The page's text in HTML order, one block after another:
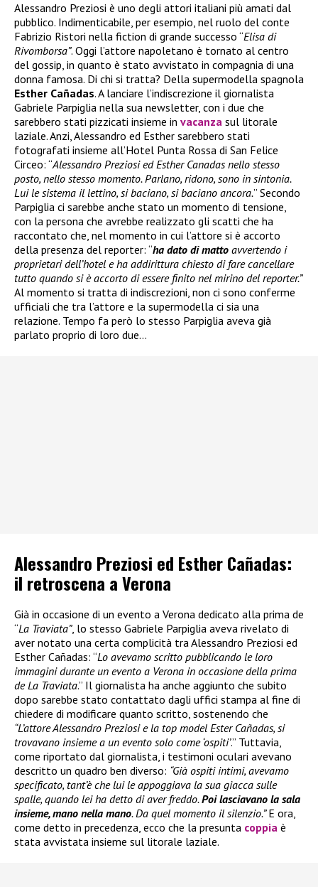
Alessandro Preziosi è uno degli attori italiani più amati dal
pubblico. Indimenticabile, per esempio, nel ruolo del conte
Fabrizio Ristori nella fiction di grande successo “Elisa di
Rivomborsa”. Oggi l’attore napoletano è tornato al centro
del gossip, in quanto è stato avvistato in compagnia di una
donna famosa. Di chi si tratta? Della supermodella spagnola
Esther Cañadas. A lanciare l’indiscrezione il giornalista
Gabriele Parpiglia nella sua newsletter, con i due che
sarebbero stati pizzicati insieme in vacanza sul litorale
laziale. Anzi, Alessandro ed Esther sarebbero stati
fotografati insieme all’Hotel Punta Rossa di San Felice
Circeo: “Alessandro Preziosi ed Esther Canadas nello stesso
posto, nello stesso momento. Parlano, ridono, sono in sintonia.
Lui le sistema il lettino, si baciano, si baciano ancora.” Secondo
Parpiglia ci sarebbe anche stato un momento di tensione,
con la persona che avrebbe realizzato gli scatti che ha
raccontato che, nel momento in cui l’attore si è accorto
della presenza del reporter: “ha dato di matto avvertendo i
proprietari dell’hotel e ha addirittura chiesto di fare cancellare
tutto quando si è accorto di essere finito nel mirino del reporter.”
Al momento si tratta di indiscrezioni, non ci sono conferme
ufficiali che tra l’attore e la supermodella ci sia una
relazione. Tempo fa però lo stesso Parpiglia aveva già
parlato proprio di loro due…
Alessandro Preziosi ed Esther Cañadas:
il retroscena a Verona
Già in occasione di un evento a Verona dedicato alla prima de
“La Traviata”, lo stesso Gabriele Parpiglia aveva rivelato di
aver notato una certa complicità tra Alessandro Preziosi ed
Esther Cañadas: “Lo avevamo scritto pubblicando le loro
immagini durante un evento a Verona in occasione della prima
de La Traviata.” Il giornalista ha anche aggiunto che subito
dopo sarebbe stato contattato dagli uffici stampa al fine di
chiedere di modificare quanto scritto, sostenendo che
“L’attore Alessandro Preziosi e la top model Ester Cañadas, si
trovavano insieme a un evento solo come ‘ospiti’.” Tuttavia,
come riportato dal giornalista, i testimoni oculari avevano
descritto un quadro ben diverso: “Già ospiti intimi, avevamo
specificato, tant’è che lui le appoggiava la sua giacca sulle
spalle, quando lei ha detto di aver freddo.Poi lasciavano la sala
insieme, mano nella mano. Da quel momento il silenzio.”E ora,
come detto in precedenza, ecco che la presunta coppia è
stata avvistata insieme sul litorale laziale.